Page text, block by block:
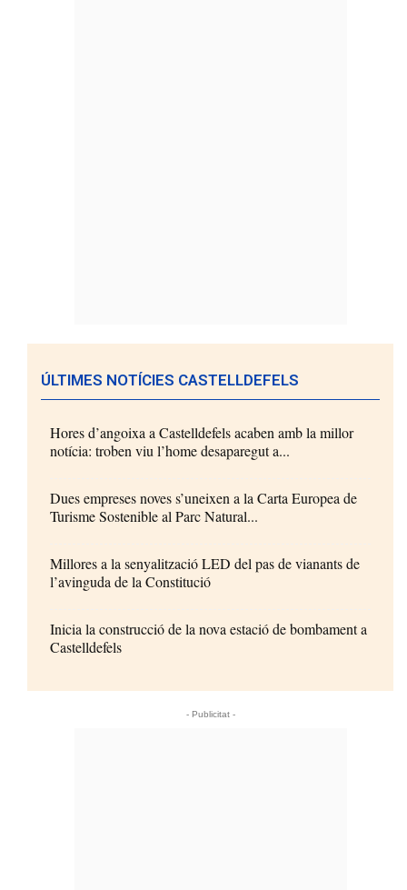
ÚLTIMES NOTÍCIES CASTELLDEFELS
Hores d’angoixa a Castelldefels acaben amb la millor
notícia: troben viu l’home desaparegut a...
Dues empreses noves s’uneixen a la Carta Europea de
Turisme Sostenible al Parc Natural...
Millores a la senyalització LED del pas de vianants de
l’avinguda de la Constitució
Inicia la construcció de la nova estació de bombament a
Castelldefels
- Publicitat -